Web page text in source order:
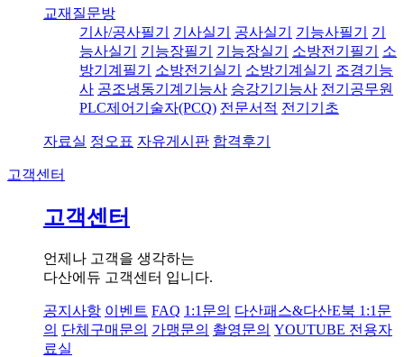
교재질문방
기사/공사필기
기사실기 공사실기 기능사필기
기
능사실기
기능장필기 기능장실기 소방전기필기
소
방기계필기
소방전기실기 소방기계실기
조경기능
사 공조냉동기계기능사 승강기기능사 전기공무원
PLC제어기술자(PCQ) 전문서적 전기기초
자료실 정오표 자유게시판 합격후기
고객센터
고객센터
언제나 고객을 생각하는
다산에듀 고객센터 입니다.
공지사항 이벤트 FAQ 1:1문의 다산패스&다산E북 1:1문
의 단체구매문의 가맹문의 촬영문의 YOUTUBE 전용자
료실